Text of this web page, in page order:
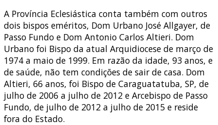
A Província Eclesiástica conta também com outros
dois bispos eméritos, Dom Urbano José Allgayer, de
Passo Fundo e Dom Antonio Carlos Altieri. Dom
Urbano foi Bispo da atual Arquidiocese de março de
1974 a maio de 1999. Em razão da idade, 93 anos, e
de saúde, não tem condições de sair de casa. Dom
Altieri, 66 anos, foi Bispo de Caraguatatuba, SP, de
julho de 2006 a julho de 2012 e Arcebispo de Passo
Fundo, de julho de 2012 a julho de 2015 e reside
fora do Estado.